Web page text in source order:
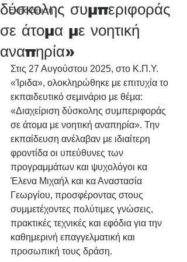
Εκπαίδευση
δύσκολης συμπεριφοράς
σε άτομα με νοητική
αναπηρία»
Στις 27 Αυγούστου 2025, στο Κ.Π.Υ.
«Ίριδα», ολοκληρώθηκε με επιτυχία το
εκπαιδευτικό σεμινάριο με θέμα:
«Διαχείριση δύσκολης συμπεριφοράς
σε άτομα με νοητική αναπηρία». Την
εκπαίδευση ανέλαβαν με ιδιαίτερη
φροντίδα οι υπεύθυνες των
προγραμμάτων και ψυχολόγοι κα
Έλενα Μιχαήλ και κα Αναστασία
Γεωργίου, προσφέροντας στους
συμμετέχοντες πολύτιμες γνώσεις,
πρακτικές τεχνικές και εφόδια για την
καθημερινή επαγγελματική και
προσωπική τους δράση.